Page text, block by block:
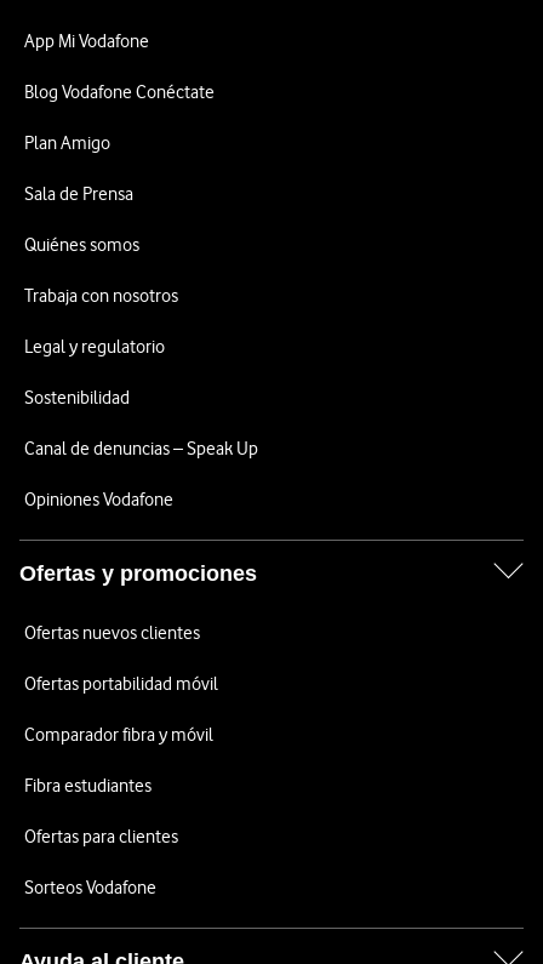
App Mi Vodafone
Blog Vodafone Conéctate
Plan Amigo
Sala de Prensa
Quiénes somos
Trabaja con nosotros
Legal y regulatorio
Sostenibilidad
Canal de denuncias – Speak Up
Opiniones Vodafone
Ofertas y promociones
Ofertas nuevos clientes
Ofertas portabilidad móvil
Comparador fibra y móvil
Fibra estudiantes
Ofertas para clientes
Sorteos Vodafone